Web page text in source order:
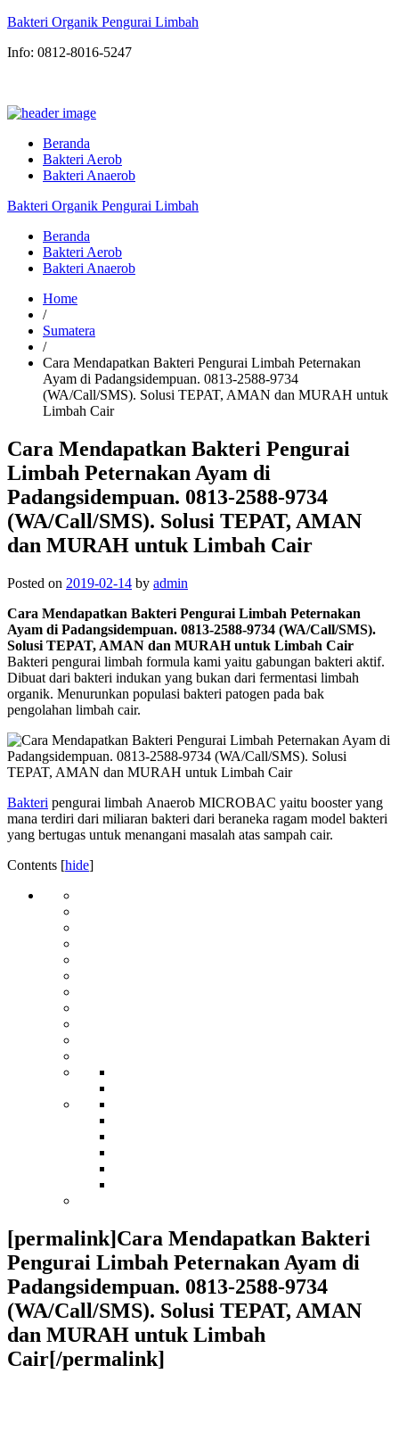
Bakteri Organik Pengurai Limbah
Info: 0812-8016-5247
Beranda
Bakteri Aerob
Bakteri Anaerob
Bakteri Organik Pengurai Limbah
Beranda
Bakteri Aerob
Bakteri Anaerob
Home
/
Sumatera
/
Cara Mendapatkan Bakteri Pengurai Limbah Peternakan
Ayam di Padangsidempuan. 0813-2588-9734
(WA/Call/SMS). Solusi TEPAT, AMAN dan MURAH untuk
Limbah Cair
Cara Mendapatkan Bakteri Pengurai
Limbah Peternakan Ayam di
Padangsidempuan. 0813-2588-9734
(WA/Call/SMS). Solusi TEPAT, AMAN
dan MURAH untuk Limbah Cair
Posted on 2019-02-14 by admin
Cara Mendapatkan Bakteri Pengurai Limbah Peternakan
Ayam di Padangsidempuan. 0813-2588-9734 (WA/Call/SMS).
Solusi TEPAT, AMAN dan MURAH untuk Limbah Cair
Bakteri pengurai limbah formula kami yaitu gabungan bakteri aktif.
Dibuat dari bakteri indukan yang bukan dari fermentasi limbah
organik. Menurunkan populasi bakteri patogen pada bak
pengolahan limbah cair.
Bakteri pengurai limbah Anaerob MICROBAC yaitu booster yang
mana terdiri dari miliaran bakteri dari beraneka ragam model bakteri
yang bertugas untuk menangani masalah atas sampah cair.
Contents [hide]
[permalink]Cara Mendapatkan Bakteri
Pengurai Limbah Peternakan Ayam di
Padangsidempuan. 0813-2588-9734
(WA/Call/SMS). Solusi TEPAT, AMAN
dan MURAH untuk Limbah
Cair[/permalink]